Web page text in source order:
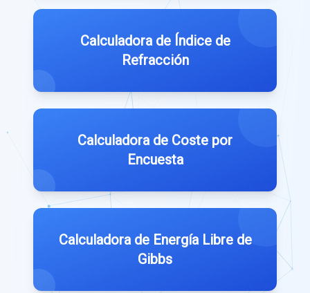
Calculadora de Índice de
Refracción
Calculadora de Coste por
Encuesta
Calculadora de Energía Libre de
Gibbs